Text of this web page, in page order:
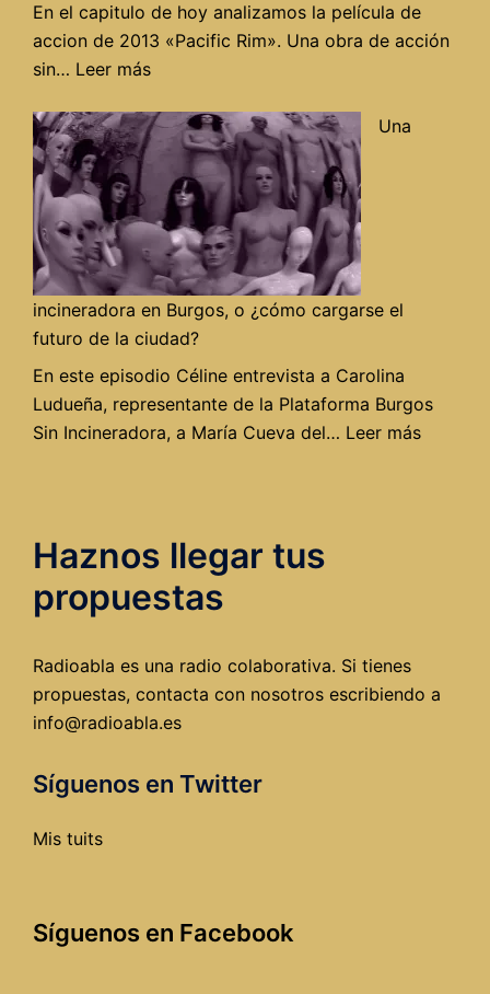
En el capitulo de hoy analizamos la película de
accion de 2013 «Pacific Rim». Una obra de acción
sin… Leer más:
rim»
en
Alegrame
día
de
RadioAbla
Una
incineradora en Burgos, o ¿cómo cargarse el
futuro de la ciudad?
En este episodio Céline entrevista a Carolina
Ludueña, representante de la Plataforma Burgos
Sin Incineradora, a María Cueva del… Leer más:
futuro
Haznos llegar tus
propuestas
Radioabla es una radio colaborativa. Si tienes
propuestas, contacta con nosotros escribiendo a
info@radioabla.es
Síguenos en Twitter
Mis tuits
Síguenos en Facebook